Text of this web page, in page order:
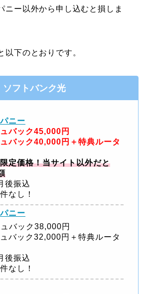
ニー以外から申し込むと損しま
以下のとおりです。
ソフトバンク光
ニー
バック45,000円
ュバック40,000円＋特典ルータ
定価格！当サイト以外だと
後振込
なし！
ニー
バック38,000円
ュバック32,000円＋特典ルータ
後振込
なし！